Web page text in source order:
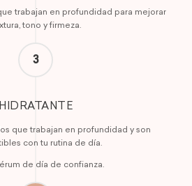
trabajan en profundidad para mejorar
tono y firmeza.
3
HIDRATANTE
que trabajan en profundidad y son
con tu rutina de día.
de día de confianza.